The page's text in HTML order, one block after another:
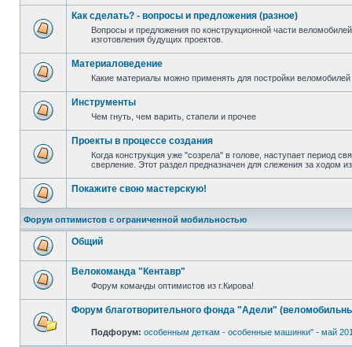
Как сделать? - вопросы и предложения (разное)
Вопросы и предложения по конструкционной части
изготовления будущих проектов.
Материаловедение
Какие материалы можно применять для постройки
Инструменты
Чем гнуть, чем варить, стапели и прочее
Проекты в процессе создания
Когда конструкция уже "созрела" в голове, наступает период
сверление. Этот раздел предназначен для слежения за ходом
Покажите свою мастерскую!
Форум оптимистов с ограниченной мобильностью
Общий
Велокоманда "Кентавр"
Форум команды оптимистов из г.Кирова!
Форум благотворительного фонда "Адели"
Подфорум: особенным деткам - особенные машинки" - май